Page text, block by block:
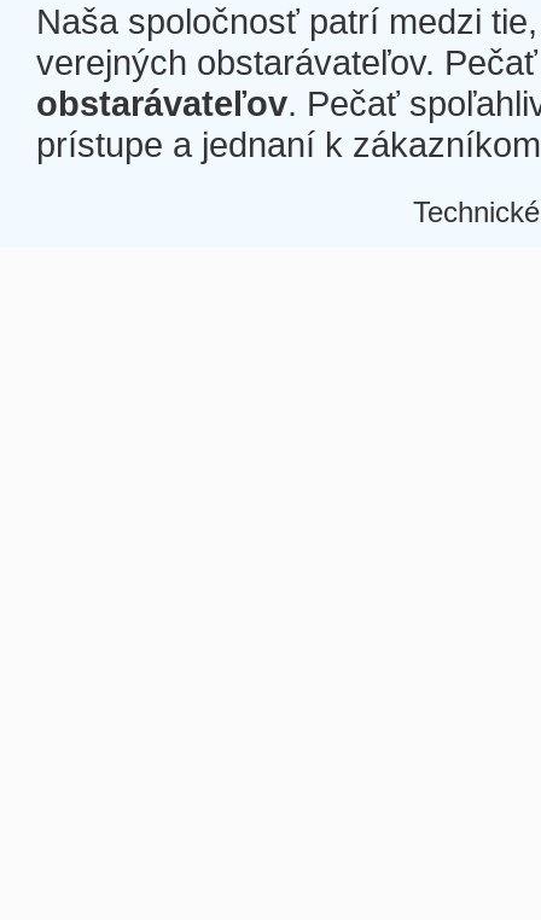
Naša spoločnosť patrí medzi
verejných obstarávateľov.
obstarávateľov. Pečať
prístupe a jednaní k